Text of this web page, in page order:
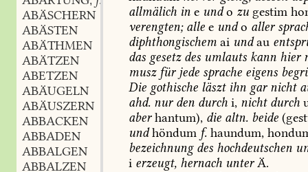
ABÄSCHERN
ABÄSTEN
ABÄTHMEN
ABÄTZEN
ABETZEN
ABÄUGELN
ABÄUSZERN
ABBACKEN
ABBADEN
ABBALGEN
ABBALZEN
allmälich in e undo zu gestim
verengten;alle e undo aller
diphthongischem ai undau
das gesetzdes umlauts kann hier
muszfürjede sprache eigens
Die gothische läsztihn garnicht
ahd. nurden durch i, nichtdurch
aberhantum), die altn. beide
undhöndum f. haundum,
bezeichnungdes hochdeutschen
i erzeugt, hernach unterÄ.